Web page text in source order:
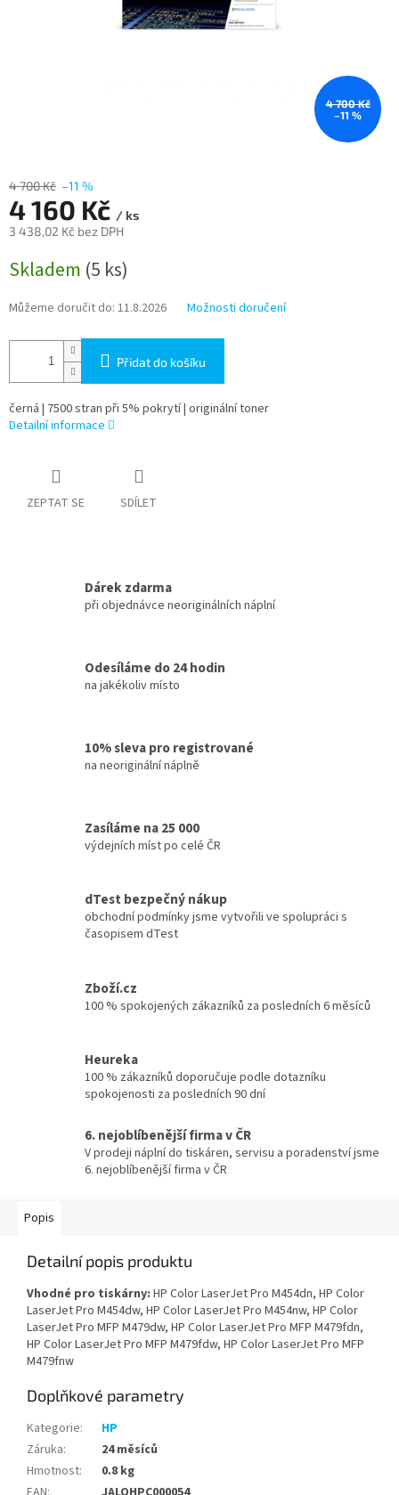
4 700 Kč
–11 %
4 700 Kč –11 %
4 160 Kč / ks
3 438,02 Kč bez DPH
cena:
Skladem (5 ks)
Můžeme doručit do: 11.8.2026 Možnosti doručení
Přidat do košíku
černá | 7500 stran při 5% pokrytí | originální toner
Detailní informace
ZEPTAT SE SDÍLET
Dárek zdarma
při objednávce neoriginálních náplní
Odesíláme do 24 hodin
na jakékoliv místo
10% sleva pro registrované
na neoriginální náplně
Zasíláme na 25 000
výdejních míst po celé ČR
dTest bezpečný nákup
obchodní podmínky jsme vytvořili ve spolupráci s
časopisem dTest
Zboží.cz
100 % spokojených zákazníků za posledních 6 měsíců
Heureka
100 % zákazníků doporučuje podle dotazníku
spokojenosti za posledních 90 dní
6. nejoblíbenější firma v ČR
V prodeji náplní do tiskáren, servisu a poradenství jsme
6. nejoblíbenější firma v ČR
Popis
Detailní popis produktu
Vhodné pro tiskárny: HP Color LaserJet Pro M454dn, HP Color
LaserJet Pro M454dw, HP Color LaserJet Pro M454nw, HP Color
LaserJet Pro MFP M479dw, HP Color LaserJet Pro MFP M479fdn,
HP Color LaserJet Pro MFP M479fdw, HP Color LaserJet Pro MFP
M479fnw
Doplňkové parametry
Kategorie:
HP
Záruka:
24 měsíců
Hmotnost:
0.8 kg